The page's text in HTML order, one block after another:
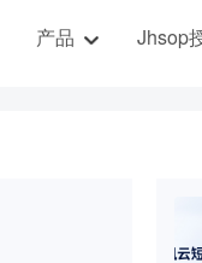
产品 Jhsop